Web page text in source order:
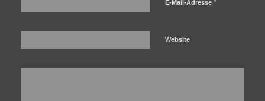
E-Mail-Adresse *
Website